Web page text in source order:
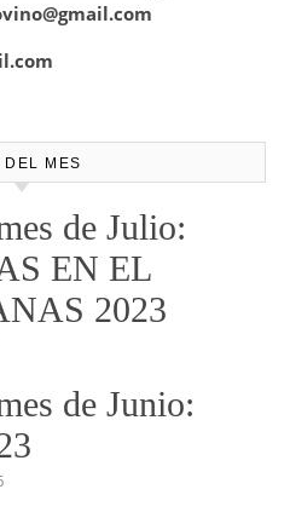
DEL MES
de Julio:
EN EL
2023
de Junio: